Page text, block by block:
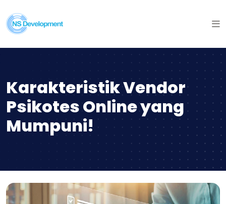
Karakteristik Vendor
Psikotes Online yang
Mumpuni!